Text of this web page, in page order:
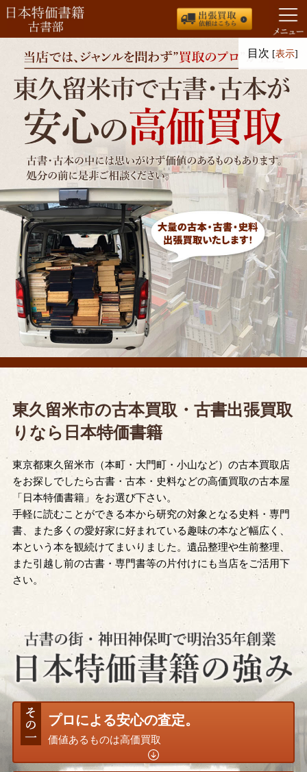
プ
目次 [表示]
東久留米市の古本買取・古書出張買取
りなら日本特価書籍
東京都東久留米市（本町・大門町・小山など）の古本買取店
をお探しでしたら古書・古本・史料などの高価買取の古本屋
「日本特価書籍」をお選び下さい。
手軽に読むことができる本から研究の対象となる史料・専門
書、また多くの愛好家に好まれている趣味の本など幅広く、
本という本を観続けてまいりました。遺品整理や生前整理、
また引越し前の古書・専門書等の片付けにも当店をご活用下
さい。
プロによる安心の査定。
価値あるものは高価買取